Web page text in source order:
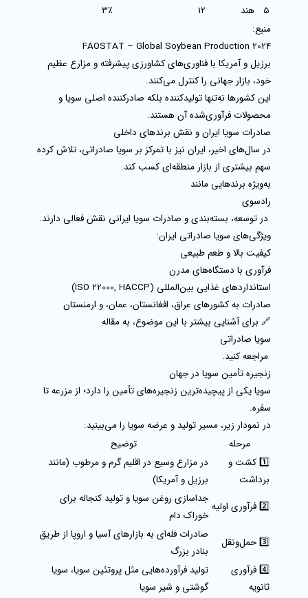
5
هند 12
3٪
منبع:
FAOSTAT – Global Soybean Production 2024
برزیل و آمریکا با فناوری‌های کشاورزی پیشرفته و مزارع عظیم
خود، بازار جهانی را کنترل می‌کنند.
این کشورها نه‌تنها تولیدکننده بلکه صادرکننده اصلی سویاو
محصولات فرآوری‌شده آن هستند.
صادرات سویا ایران و نقش برندهای داخلی
در سال‌های اخیر، ایران نیز با تمرکز بر سویا صادراتی، تلاش کرده
سهم بیشتری از بازار منطقه‌ای کسب کند.
به‌ویژه برندهایی مانند
رادسوی
در توسعه، بسته‌بندی و صادرات سویا ایرانی نقش فعالی دارند.
ویژگی‌های سویا صادراتی ایران:
کیفیت بالا و طعم طبیعی
فرآوری با دستگاه‌های مدرن
استانداردهای غذایی بین‌المللی (ISO 22000, HACCP)
صادرات به کشورهای عراق، افغانستان، عمان، و ارمنستان
🔗 برای آشنایی بیشتر با این موضوع، به مقاله
سویا صادراتی
مراجعه کنید.
زنجیره تأمین سویا در جهان
سویا یکی از پیچیده‌ترین زنجیره‌های تأمین را دارد؛ از مزرعه تا
سفره.
در نمودار زیر، مسیر تولید و عرضه سویا را می‌بینید:
مرحله
توضیح
1️⃣ کشت و
برداشت
در مزارع وسیع در اقلیم گرم و مرطوب (مانند
برزیل و آمریکا)
2️⃣ فرآوری اولیه
جداسازی روغن سویا و تولید کنجاله برای
خوراک دام
3️⃣ حمل‌ونقل
صادرات فله‌ای به بازارهای آسیا و اروپا از طریق
بنادر بزرگ
4️⃣ فرآوری
ثانویه
تولید فرآورده‌هایی مثل پروتئین سویا، سویا
گوشتی و شیر سویا